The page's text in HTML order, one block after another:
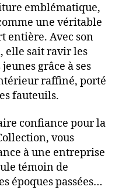
emblématique,
une véritable
entière. Avec son
elle sait ravir les
grâce à ses
raffiné, porté
fauteuils.
confiance pour la
vous
à une entreprise
témoin de
époques passées…